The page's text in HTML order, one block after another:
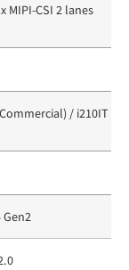
MIPI-CSI 2 lanes
/ i210IT
Gen2